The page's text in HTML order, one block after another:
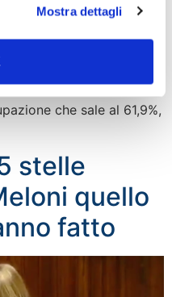
Mostra dettagli
che stracciano i peggiori
un aumento di
che sale al 61,9%,
stelle
quello
fatto